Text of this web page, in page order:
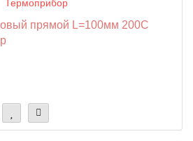
прямой L=100мм 200C